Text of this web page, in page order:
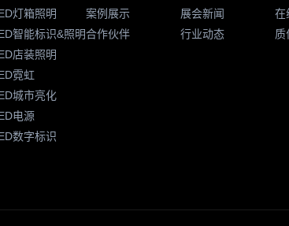
灯箱照明
智能标识&照明
店装照明
霓虹
城市亮化
电源
数字标识
案例展示
合作伙伴
展会新闻
行业动态
在
质